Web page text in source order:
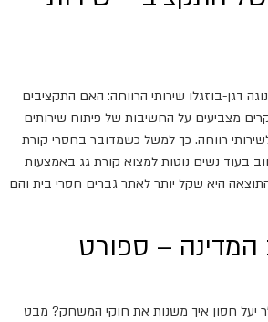
דגן-בוזגלו שירותי הרווחה: האם התקציבים
מצביעים על החשיבות של פיתוח שירותים
רווחה. כך למשל כשמדובר בחסרי קורת
בעוד נשים נוטות למצוא קורת גג באמצעות
היא שקל יותר לאתר גברים חסרי בית והם
המדינה – ספורט
יעל חסון איך משנות את חוקי המשחק? מבט